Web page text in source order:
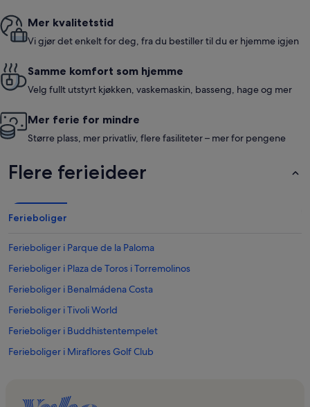
Mer kvalitetstid
Vi gjør det enkelt for deg, fra du bestiller til du er hjemme igjen
Samme komfort som hjemme
Velg fullt utstyrt kjøkken, vaskemaskin, basseng, hage og mer
Mer ferie for mindre
Større plass, mer privatliv, flere fasiliteter – mer for pengene
Flere ferieideer
Ferieboliger
Ferieboliger i Parque de la Paloma
Ferieboliger i Plaza de Toros i Torremolinos
Ferieboliger i Benalmádena Costa
Ferieboliger i Tivoli World
Ferieboliger i Buddhistentempelet
Ferieboliger i Miraflores Golf Club
Ferieboliger i Kongress- og utstillingshall